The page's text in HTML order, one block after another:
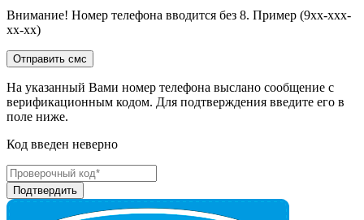
Внимание! Номер телефона вводится без 8. Пример (9хх-ххх-
хх-хх)
На указанный Вами номер телефона выслано сообщение с
верификационным кодом. Для подтверждения введите его в
поле ниже.
Код введен неверно